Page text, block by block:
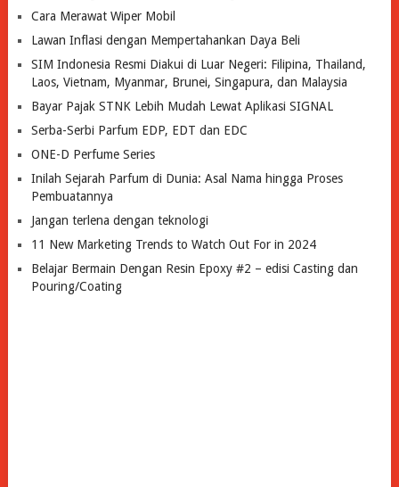
Cara Merawat Wiper Mobil
Lawan Inflasi dengan Mempertahankan Daya Beli
SIM Indonesia Resmi Diakui di Luar Negeri: Filipina, Thailand,
Laos, Vietnam, Myanmar, Brunei, Singapura, dan Malaysia
Bayar Pajak STNK Lebih Mudah Lewat Aplikasi SIGNAL
Serba-Serbi Parfum EDP, EDT dan EDC
ONE-D Perfume Series
Inilah Sejarah Parfum di Dunia: Asal Nama hingga Proses
Pembuatannya
Jangan terlena dengan teknologi
11 New Marketing Trends to Watch Out For in 2024
Belajar Bermain Dengan Resin Epoxy #2 – edisi Casting dan
Pouring/Coating